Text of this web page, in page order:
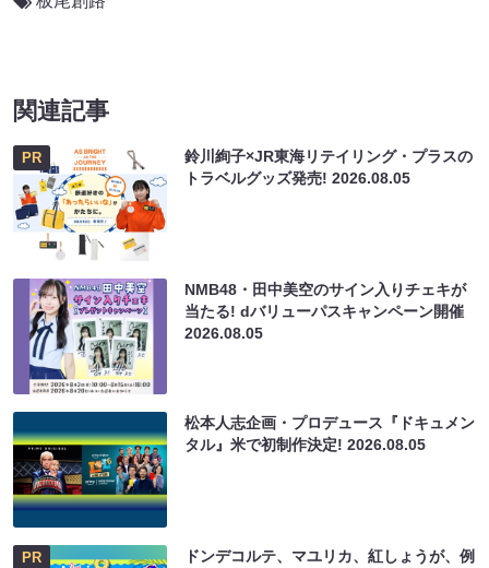
関連記事
PR
鈴川絢子×JR東海リテイリング・プラスの
トラベルグッズ発売!2026.08.05
NMB48・田中美空のサイン入りチェキが
当たる! dバリューパスキャンペーン開催
2026.08.05
松本人志企画・プロデュース『ドキュメン
タル』米で初制作決定!2026.08.05
PR
ドンデコルテ、マユリカ、紅しょうが、例